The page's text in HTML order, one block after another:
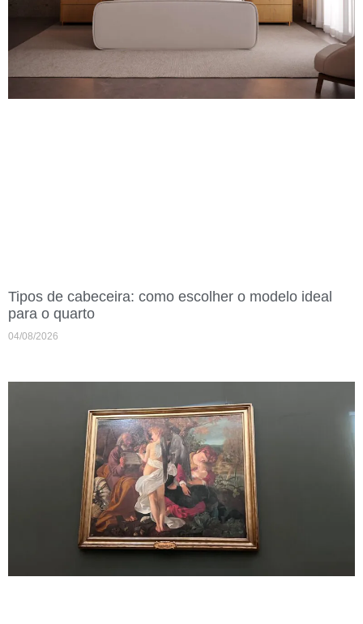
Tipos de cabeceira: como escolher o modelo ideal
para o quarto
04/08/2026